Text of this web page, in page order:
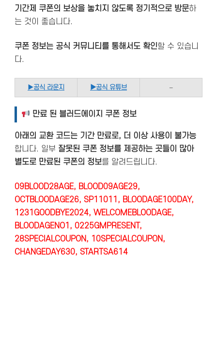
기간제 쿠폰의 보상을 놓치지 않도록 정기적으로 방문하
는 것이 좋습니다.
쿠폰 정보는 공식 커뮤니티를 통해서도 확인할 수 있습니
다.
▶공식 라운지 ▶공식 유튜브 –
만료 된 블러드에이지 쿠폰 정보
아래의 교환 코드는 기간 만료로, 더 이상 사용이 불가능
합니다. 일부 잘못된 쿠폰 정보를 제공하는 곳들이 많아
별도로 만료된 쿠폰의 정보를 알려드립니다.
09BLOOD28AGE, BLOOD09AGE29,
OCTBLOODAGE26, SP11011, BLOODAGE100DAY,
1231GOODBYE2024, WELCOMEBLOODAGE,
BLOODAGENO1, 0225GMPRESENT,
28SPECIALCOUPON, 10SPECIALCOUPON,
CHANGEDAY630, STARTSA614